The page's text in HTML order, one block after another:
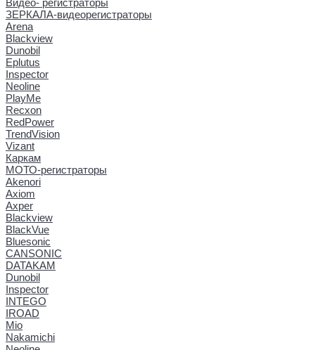
Видео- регистраторы
ЗЕРКАЛА-видеорегистраторы
Arena
Blackview
Dunobil
Eplutus
Inspector
Neoline
PlayMe
Recxon
RedPower
TrendVision
Vizant
Каркам
МОТО-регистраторы
Akenori
Axiom
Axper
Blackview
BlackVue
Bluesonic
CANSONIC
DATAKAM
Dunobil
Inspector
INTEGO
IROAD
Mio
Nakamichi